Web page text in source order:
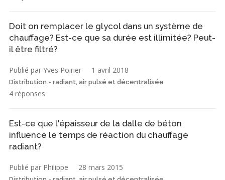
Doit on remplacer le glycol dans un système de
chauffage? Est-ce que sa durée est illimitée? Peut-
il être filtré?
Publié par Yves Poirier 1 avril 2018
Distribution - radiant, air pulsé et décentralisée
4 réponses
Est-ce que l'épaisseur de la dalle de béton
influence le temps de réaction du chauffage
radiant?
Publié par Philippe 28 mars 2015